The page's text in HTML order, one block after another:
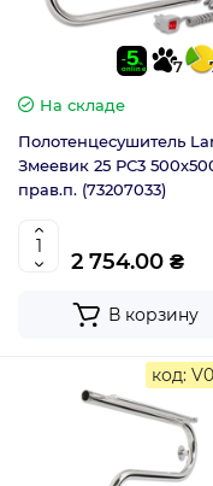
7
На складе
Полотенцесушитель
Змеевик 25 РС3
прав.п. (73207033)
2 754.00 ₴
В корзину
код: